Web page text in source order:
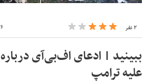
۲ نفر ۲۶
ببینید | ادعای اف‌بی‌آی
علیه ترامپ